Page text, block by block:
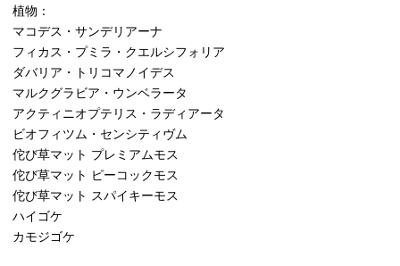
植物：
マコデス・サンデリアーナ
フィカス・プミラ・クエルシフォリア
ダバリア・トリコマノイデス
マルクグラビア・ウンベラータ
アクティニオプテリス・ラディアータ
ビオフィツム・センシティヴム
佗び草マット プレミアムモス
佗び草マット ピーコックモス
佗び草マット スパイキーモス
ハイゴケ
カモジゴケ